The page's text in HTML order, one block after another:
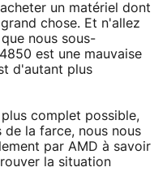
un matériel dont
chose. Et n'allez
nous sous-
est une mauvaise
d'autant plus
complet possible,
la farce, nous nous
par AMD à savoir
la situation